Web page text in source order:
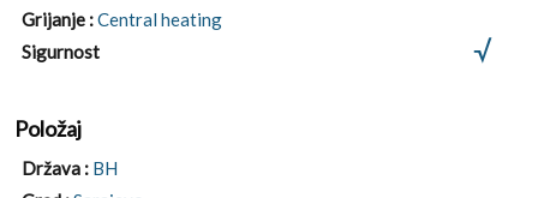
Grijanje :Central heating
Sigurnost
Položaj
Država : BH